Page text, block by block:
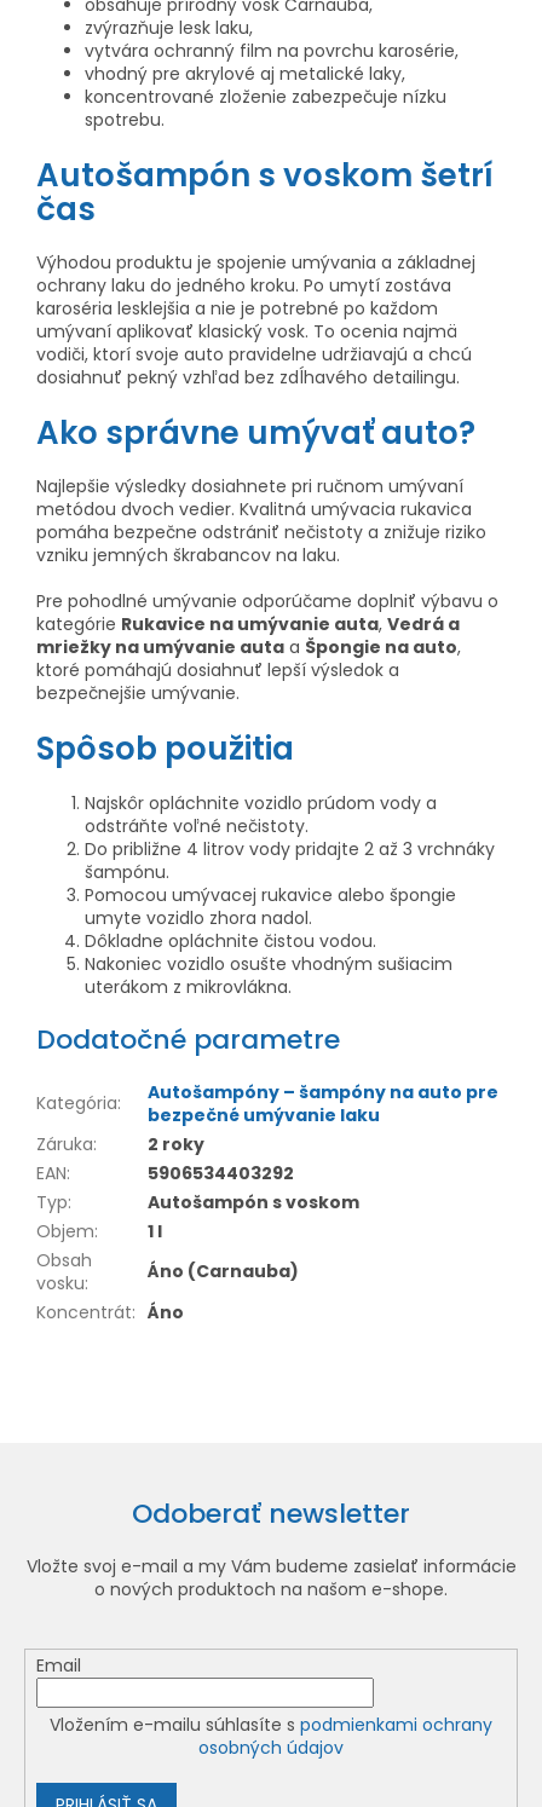
obsahuje prírodný vosk Carnauba,
zvýrazňuje lesk laku,
vytvára ochranný film na povrchu karosérie,
vhodný pre akrylové aj metalické laky,
koncentrované zloženie zabezpečuje nízku
spotrebu.
Autošampón s voskom šetrí
čas
Výhodou produktu je spojenie umývania a základnej
ochrany laku do jedného kroku. Po umytí zostáva
karoséria lesklejšia a nie je potrebné po každom
umývaní aplikovať klasický vosk. To ocenia najmä
vodiči, ktorí svoje auto pravidelne udržiavajú a chcú
dosiahnuť pekný vzhľad bez zdĺhavého detailingu.
Ako správne umývať auto?
Najlepšie výsledky dosiahnete pri ručnom umývaní
metódou dvoch vedier. Kvalitná umývacia rukavica
pomáha bezpečne odstrániť nečistoty a znižuje riziko
vzniku jemných škrabancov na laku.
Pre pohodlné umývanie odporúčame doplniť výbavu o
kategórie Rukavice na umývanie auta, Vedrá a
mriežky na umývanie auta a Špongie na auto,
ktoré pomáhajú dosiahnuť lepší výsledok a
bezpečnejšie umývanie.
Spôsob použitia
Najskôr opláchnite vozidlo prúdom vody a
odstráňte voľné nečistoty.
Do približne 4 litrov vody pridajte 2 až 3 vrchnáky
šampónu.
Pomocou umývacej rukavice alebo špongie
umyte vozidlo zhora nadol.
Dôkladne opláchnite čistou vodou.
Nakoniec vozidlo osušte vhodným sušiacim
uterákom z mikrovlákna.
Dodatočné parametre
Kategória:
Autošampóny – šampóny na auto pre
bezpečné umývanie laku
Záruka:
2 roky
EAN:
5906534403292
Typ:
Autošampón s voskom
Objem:
1 l
Obsah
vosku:
Áno (Carnauba)
Koncentrát: Áno
Odoberať newsletter
Vložte svoj e-mail a my Vám budeme zasielať informácie
o nových produktoch na našom e-shope.
Email
Vložením e-mailu súhlasíte s podmienkami ochrany
osobných údajov